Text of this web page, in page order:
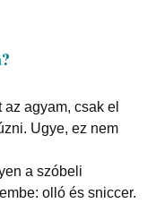
agyam, csak el
Ugye, ez nem
a szóbeli
olló és sniccer.